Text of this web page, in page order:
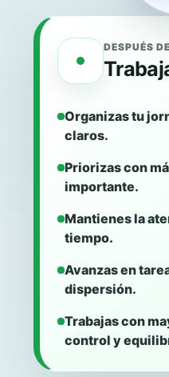
DESPUÉS
Organizas tu
claros.
Priorizas con
importante.
Mantienes la
tiempo.
Avanzas en
dispersión.
Trabajas con
control y